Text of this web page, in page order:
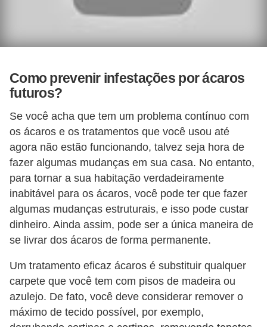
Como prevenir infestações por ácaros
futuros?
Se você acha que tem um problema contínuo com
os ácaros e os tratamentos que você usou até
agora não estão funcionando, talvez seja hora de
fazer algumas mudanças em sua casa. No entanto,
para tornar a sua habitação verdadeiramente
inabitável para os ácaros, você pode ter que fazer
algumas mudanças estruturais, e isso pode custar
dinheiro. Ainda assim, pode ser a única maneira de
se livrar dos ácaros de forma permanente.
Um tratamento eficaz ácaros é substituir qualquer
carpete que você tem com pisos de madeira ou
azulejo. De fato, você deve considerar remover o
máximo de tecido possível, por exemplo,